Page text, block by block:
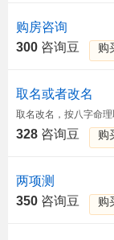
购房咨询
300 咨询豆 购
取名或者改名
取名改名，按八字命理
328 咨询豆 购
两项测
350 咨询豆 购